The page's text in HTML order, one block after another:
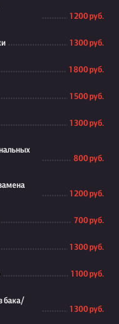
1 200 руб.
1 300 руб.
1 800 руб.
1 500 руб.
1 300 руб.
800 руб.
1 200 руб.
700 руб.
1 300 руб.
1 100 руб.
бака/
1 300 руб.